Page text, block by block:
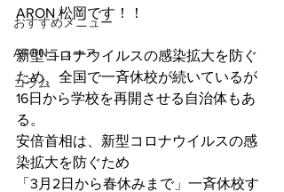
おすすめメニュー
ARONニュース
コラム
ARON 松岡です！！
新型コロナウイルスの感染拡大を防ぐ
ため、全国で一斉休校が続いているが
16日から学校を再開させる自治体もあ
る。
安倍首相は、新型コロナウイルスの感
染拡大を防ぐため
「3月2日から春休みまで」一斉休校す